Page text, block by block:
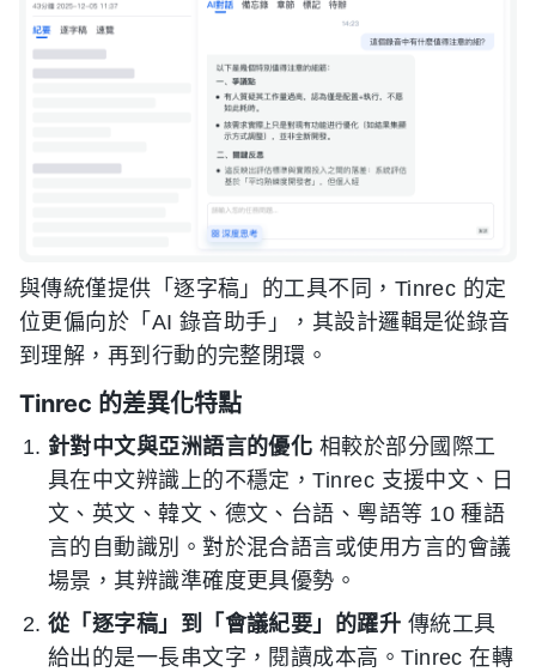
與傳統僅提供「逐字稿」的工具不同，Tinrec 的定
位更偏向於「AI 錄音助手」，其設計邏輯是從錄音
到理解，再到行動的完整閉環。
Tinrec 的差異化特點
針對中文與亞洲語言的優化 相較於部分國際工
具在中文辨識上的不穩定，Tinrec 支援中文、日
文、英文、韓文、德文、台語、粵語等 10 種語
言的自動識別。對於混合語言或使用方言的會議
場景，其辨識準確度更具優勢。
從「逐字稿」到「會議紀要」的躍升 傳統工具
給出的是一長串文字，閱讀成本高。Tinrec 在轉